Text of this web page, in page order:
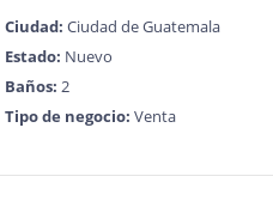
Ciudad: Ciudad de Guatemala
Estado: Nuevo
Baños: 2
Tipo de negocio: Venta